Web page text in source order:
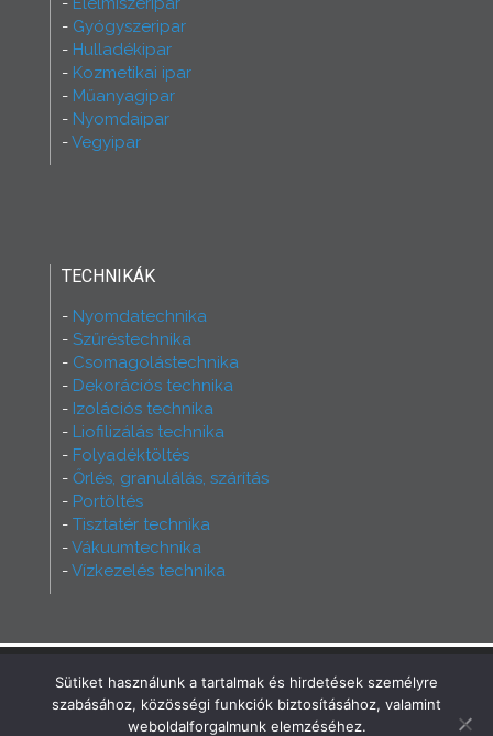
Gyógyszeripar
Hulladékipar
Kozmetikai ipar
Műanyagipar
Nyomdaipar
Vegyipar
TECHNIKÁK
Nyomdatechnika
Szűréstechnika
Csomagolástechnika
Dekorációs technika
Izolációs technika
Liofilizálás technika
Folyadéktöltés
Őrlés, granulálás, szárítás
Portöltés
Tisztatér technika
Vákuumtechnika
Vízkezelés technika
2026 - Ferry Group - Minden jog fenntartva!
Büszkék vagyunk rá, hogy az oldalt mi
készíthettük!INCREST Communication
Sütiket használunk a tartalmak és hirdetések személyre
szabásához, közösségi funkciók biztosításához, valamint
weboldalforgalmunk elemzéséhez.